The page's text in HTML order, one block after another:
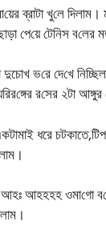
ব্রাটা খু‌লে
পে‌য়ে টে‌নিস ব‌লের
ভ‌রে দে‌খে
র‌সের ২টা
ধরে
আহঃ আহহহহ ওমা‌গো